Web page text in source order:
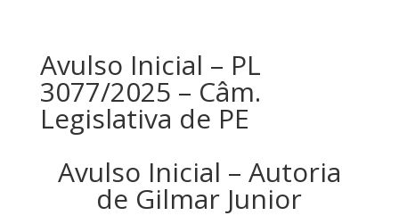
Avulso Inicial – PL
3077/2025 – Câm.
Legislativa de PE
Avulso Inicial – Autoria
de Gilmar Junior